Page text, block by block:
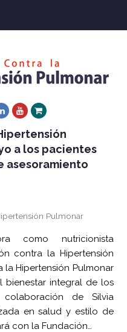
LinkedInYoutube
Xing
a los pacientes
asesoramiento
Pulmonar
como nutricionista
contra la Hipertensión
la Hipertensión Pulmonar
bienestar integral de los
de Silvia
en salud y estilo de
con la Fundación…